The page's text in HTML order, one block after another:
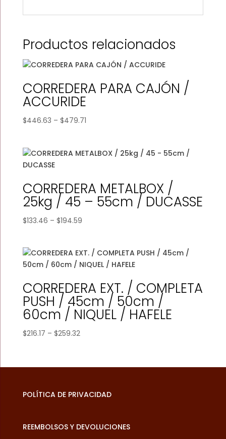
Productos relacionados
CORREDERA PARA CAJÓN /
ACCURIDE
$446.63 – $479.71Price
through
CORREDERA METALBOX /
25kg / 45 – 55cm / DUCASSE
$133.46 – $194.59Price
through
$194.59
CORREDERA EXT. / COMPLETA
PUSH / 45cm / 50cm /
60cm / NIQUEL / HAFELE
$216.17 – $259.32Price
through
POLÍTICA DE PRIVACIDAD
REEMBOLSOS Y DEVOLUCIONES